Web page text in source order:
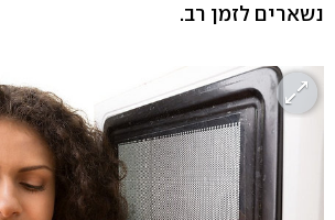
נשארים לזמן רב.